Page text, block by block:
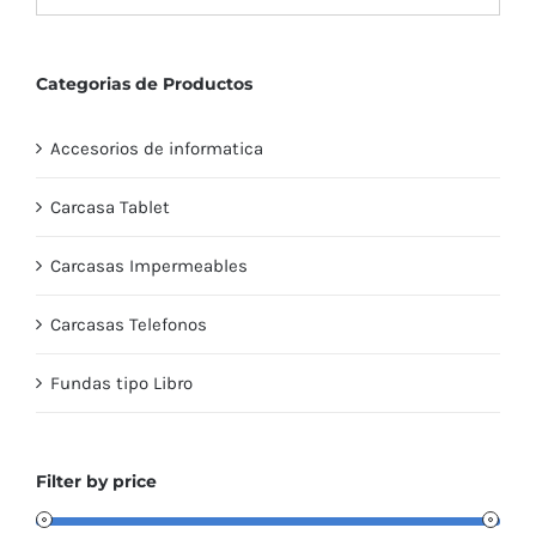
Categorias de Productos
Accesorios de informatica
Carcasa Tablet
Carcasas Impermeables
Carcasas Telefonos
Fundas tipo Libro
Filter by price